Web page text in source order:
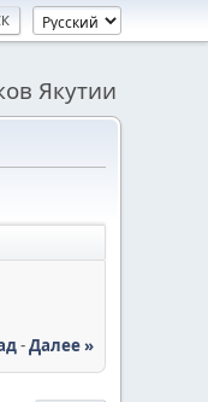
Якутии
-Далее »